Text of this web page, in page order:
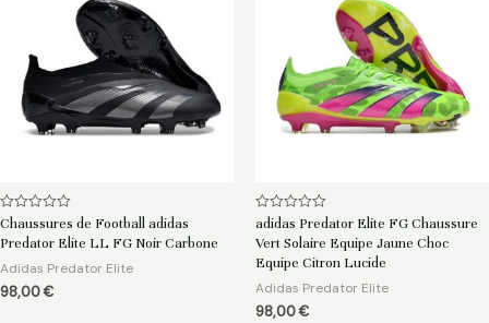
Note
sur
Chaussures de Football adidas
Predator Elite LL FG Noir Carbone
Adidas Predator Elite
98,00€
Note
sur
5
adidas Predator Elite FG Chaussure
Vert Solaire Equipe Jaune Choc
Equipe Citron Lucide
Adidas Predator Elite
98,00€